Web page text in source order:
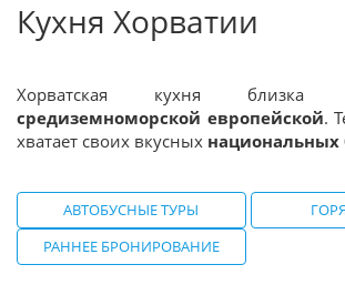
Кухня Хорватии
Хорватская кухня
средиземноморской европейской.
хватает своих вкусных
АВТОБУСНЫЕ ТУРЫ
РАННЕЕ БРОНИРОВАНИЕ